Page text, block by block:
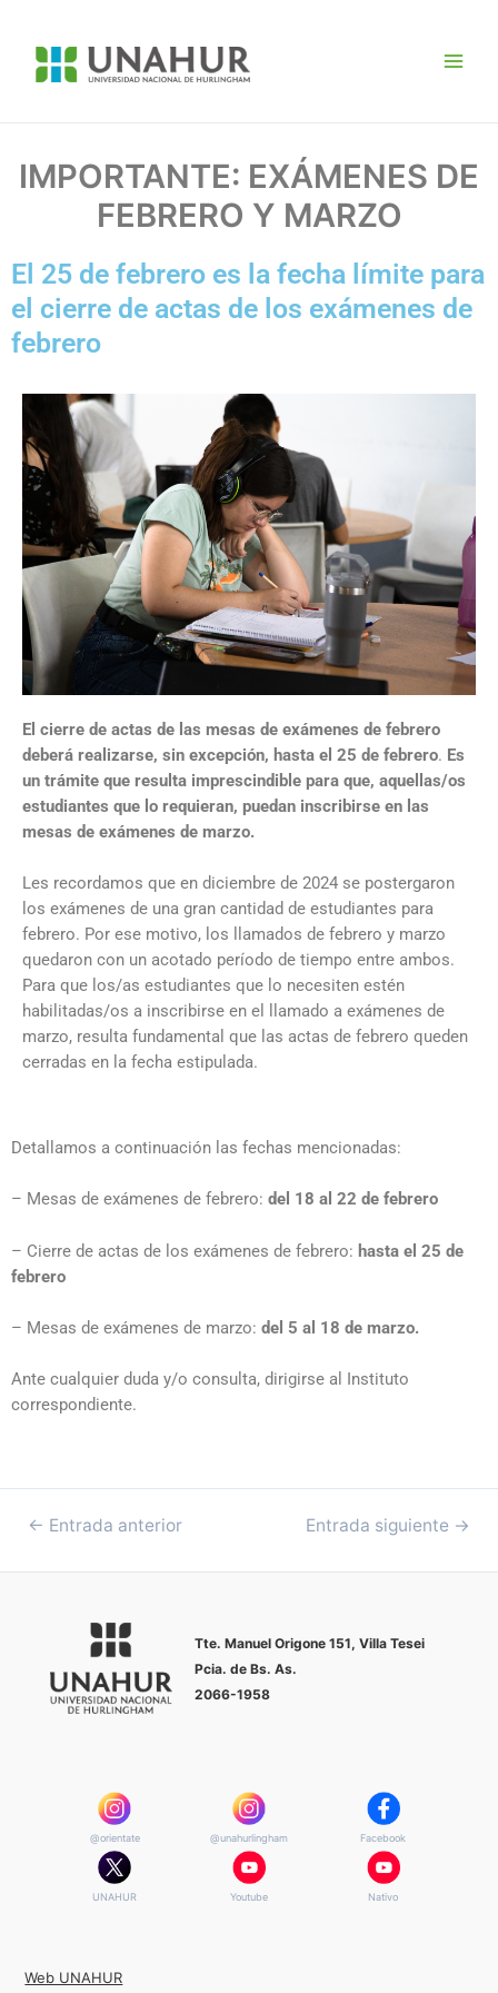
contenido
IMPORTANTE: EXÁMENES DE
FEBRERO Y MARZO
El 25 de febrero es la fecha límite para
el cierre de actas de los exámenes de
febrero
El cierre de actas de las mesas de exámenes de febrero
deberá realizarse, sin excepción, hasta el 25 de febrero. Es
un trámite que resulta imprescindible para que, aquellas/os
estudiantes que lo requieran, puedan inscribirse en las
mesas de exámenes de marzo.
Les recordamos que en diciembre de 2024 se postergaron
los exámenes de una gran cantidad de estudiantes para
febrero. Por ese motivo, los llamados de febrero y marzo
quedaron con un acotado período de tiempo entre ambos.
Para que los/as estudiantes que lo necesiten estén
habilitadas/os a inscribirse en el llamado a exámenes de
marzo, resulta fundamental que las actas de febrero queden
cerradas en la fecha estipulada.
Detallamos a continuación las fechas mencionadas:
– Mesas de exámenes de febrero: del 18 al 22 de febrero
– Cierre de actas de los exámenes de febrero: hasta el 25 de
febrero
– Mesas de exámenes de marzo: del 5 al 18 de marzo.
Ante cualquier duda y/o consulta, dirigirse al Instituto
correspondiente.
entradas
← Entrada anterior Entrada siguiente →
Tte. Manuel Origone 151, VillaTesei
Pcia. de Bs. As.
2066-1958
@orientate @unahurlingham Facebook
UNAHUR Youtube Nativo
Web UNAHUR